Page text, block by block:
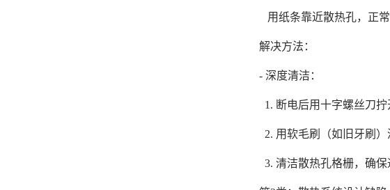
用纸条靠近散热孔，正
解决方法：
- 深度清洁：
1. 断电后用十字螺丝刀
2. 用软毛刷（如旧牙刷
3. 清洁散热孔格栅，确